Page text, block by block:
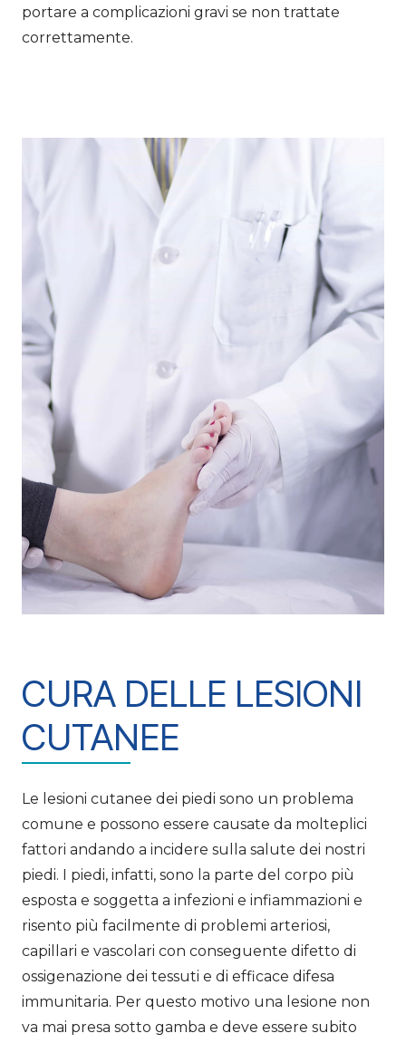
portare a complicazioni gravi se non trattate
correttamente.
CURA DELLE LESIONI
CUTANEE
Le lesioni cutanee dei piedi sono un problema
comune e possono essere causate da molteplici
fattori andando a incidere sulla salute dei nostri
piedi. I piedi, infatti, sono la parte del corpo più
esposta e soggetta a infezioni e infiammazioni e
risento più facilmente di problemi arteriosi,
capillari e vascolari con conseguente difetto di
ossigenazione dei tessuti e di efficace difesa
immunitaria. Per questo motivo una lesione non
va mai presa sotto gamba e deve essere subito